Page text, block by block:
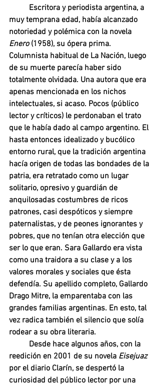
Escritora y periodista argentina, a
muy temprana edad, había alcanzado
notoriedad y polémica con la novela
Enero (1958), su ópera prima.
Columnista habitual de La Nación, luego
de su muerte parecía haber sido
totalmente olvidada. Una autora que era
apenas mencionada en los nichos
intelectuales, si acaso. Pocos (público
lector y críticos) le perdonaban el trato
que le había dado al campo argentino. El
hasta entonces idealizado y bucólico
entorno rural, que la tradición argentina
hacía origen de todas las bondades de la
patria, era retratado como un lugar
solitario, opresivo y guardián de
anquilosadas costumbres de ricos
patrones, casi despóticos y siempre
paternalistas, y de peones ignorantes y
pobres, que no tenían otra elección que
ser lo que eran. Sara Gallardo era vista
como una traidora a su clase y a los
valores morales y sociales que ésta
defendía. Su apellido completo, Gallardo
Drago Mitre, la emparentaba con las
grandes familias argentinas. En esto, tal
vez radica también el silencio que solía
Desde hace algunos años, con la
reedición en 2001 de su novela Eisejuaz
por el diario Clarín, se despertó la
curiosidad del público lector por una